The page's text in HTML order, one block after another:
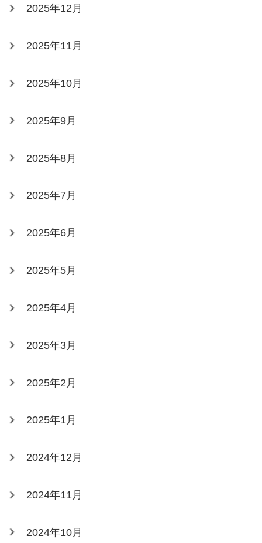
2025年12月
2025年11月
2025年10月
2025年9月
2025年8月
2025年7月
2025年6月
2025年5月
2025年4月
2025年3月
2025年2月
2025年1月
2024年12月
2024年11月
2024年10月